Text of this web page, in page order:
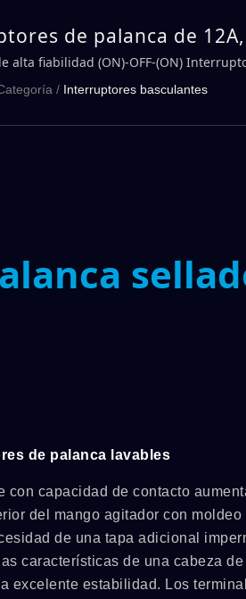
de palanca de
Serie 1H | DAILYWELL
alta fiabilidad (ON)-OFF-(ON)
/ Interruptores basculantes
de palanca lavables
con capacidad de contacto
del mango agitador con
de una tapa adicional
características de una cabeza
excelente estabilidad. Los